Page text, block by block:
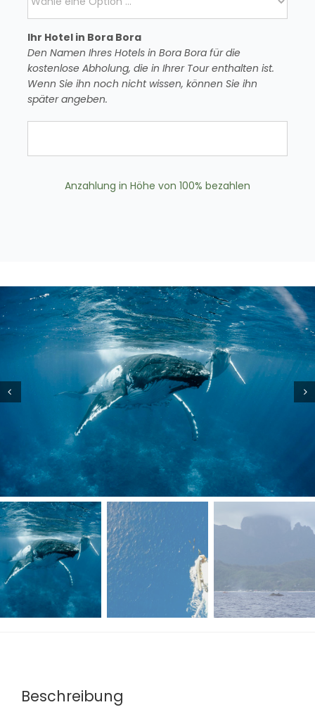
Ihr Hotel in Bora Bora
Den Namen Ihres Hotels in Bora Bora für die
kostenlose Abholung, die in Ihrer Tour enthalten ist.
Wenn Sie ihn noch nicht wissen, können Sie ihn
später angeben.
Anzahlung in Höhe von 100% bezahlen
Beschreibung